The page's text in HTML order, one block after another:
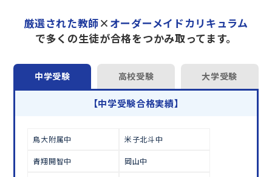
トライで一緒に“自己最高得点”を目指しません
か？
オンラインでの学習面談も承っております。
学習相談のお申し込みはこちら
厳選された教師× オーダーメイドカリキュラム
で多くの生徒が合格をつかみ取ってます。
中学受験 高校受験 大学受験
【中学受験合格実績】
鳥大附属中 米子北斗中
青翔開智中 岡山中